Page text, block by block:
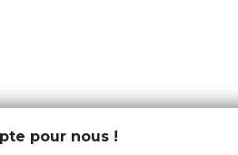
pour nous !